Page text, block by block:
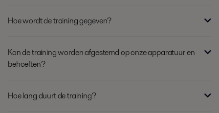
Hoe wordt de training gegeven?
Kan de training worden afgestemd op onze apparatuur en
behoeften?
Hoe lang duurt de training?